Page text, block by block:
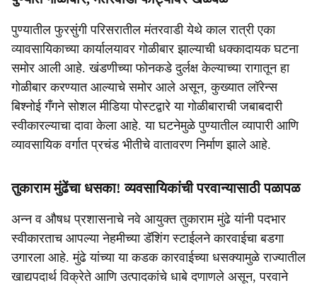
पुण्यातील फुरसुंगी परिसरातील मंतरवाडी येथे काल रात्री एका
व्यावसायिकाच्या कार्यालयावर गोळीबार झाल्याची धक्कादायक घटना
समोर आली आहे. खंडणीच्या फोनकडे दुर्लक्ष केल्याच्या रागातून हा
गोळीबार करण्यात आल्याचे समोर आले असून, कुख्यात लॉरेन्स
बिश्नोई गँगने सोशल मीडिया पोस्टद्वारे या गोळीबाराची जबाबदारी
स्वीकारल्याचा दावा केला आहे. या घटनेमुळे पुण्यातील व्यापारी आणि
व्यावसायिक वर्गात प्रचंड भीतीचे वातावरण निर्माण झाले आहे.
तुकाराम मुंढेंचा धसका! व्यवसायिकांची परवान्यासाठी पळापळ
अन्न व औषध प्रशासनाचे नवे आयुक्त तुकाराम मुंढे यांनी पदभार
स्वीकारताच आपल्या नेहमीच्या डॅशिंग स्टाईलने कारवाईचा बडगा
उगारला आहे. मुंढे यांच्या या कडक कारवाईच्या धसक्यामुळे राज्यातील
खाद्यपदार्थ विक्रेते आणि उत्पादकांचे धाबे दणाणले असून, परवाने